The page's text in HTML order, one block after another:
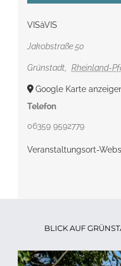
VISàVIS
Jakobstraße 50
Grünstadt, Rheinland-
Google Karte
Telefon
06359 9592779
Veranstaltungsort-
BLICK AUF